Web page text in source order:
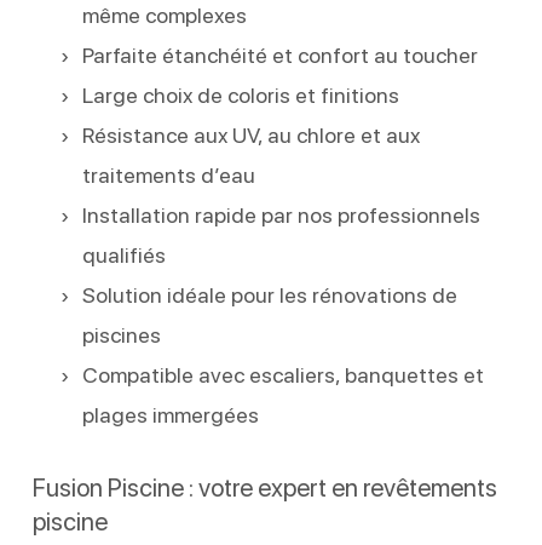
même complexes
Parfaite étanchéité et confort au toucher
Large choix de coloris et finitions
Résistance aux UV, au chlore et aux
traitements d’eau
Installation rapide par nos professionnels
qualifiés
Solution idéale pour les rénovations de
piscines
Compatible avec escaliers, banquettes et
plages immergées
Fusion Piscine : votre expert en revêtements
piscine